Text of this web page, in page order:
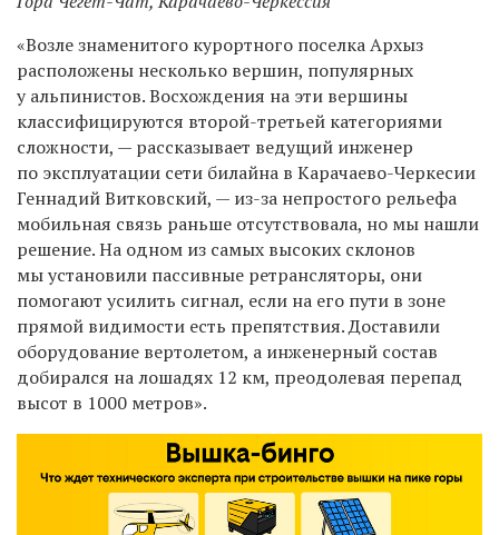
«Возле знаменитого курортного поселка Архыз
расположены несколько вершин, популярных
у альпинистов. Восхождения на эти вершины
классифицируются второй-третьей категориями
сложности, — рассказывает ведущий инженер
по эксплуатации сети билайна в Карачаево-Черкесии
Геннадий Витковский, — из-за непростого рельефа
мобильная связь раньше отсутствовала, но мы нашли
решение. На одном из самых высоких склонов
мы установили пассивные ретрансляторы, они
помогают усилить сигнал, если на его пути в зоне
прямой видимости есть препятствия. Доставили
оборудование вертолетом, а инженерный состав
добирался на лошадях 12 км, преодолевая перепад
высот в 1000 метров».